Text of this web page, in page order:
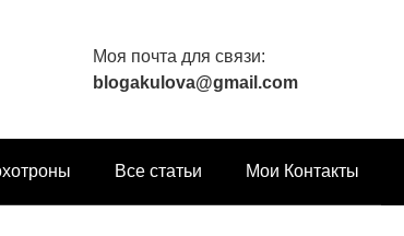
Моя почта для связи:
blogakulova@gmail.com
Все статьи Мои Контакты